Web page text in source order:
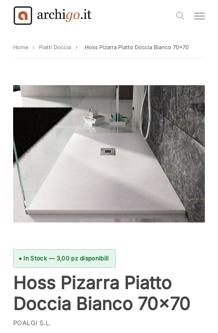
content
search
Home › Piatti Doccia › Hoss Pizarra Piatto Doccia Bianco 70×70
● In Stock — 3,00 pz disponibili
Hoss Pizarra Piatto
Doccia Bianco 70×70
POALGI S.L.